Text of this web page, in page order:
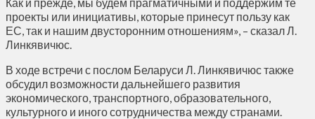
проекты или инициативы, которые принесут пользу как
ЕС, так и нашим двусторонним отношениям», – сказал Л.
Линкявичюс.
В ходе встречи с послом Беларуси Л. Линкявичюс также
обсудил возможности дальнейшего развития
экономического, транспортного, образовательного,
культурного и иного сотрудничества между странами.